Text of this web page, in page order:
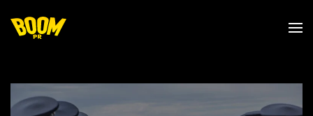
Skip to main content